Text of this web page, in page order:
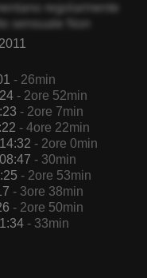
regolarmente
sensuale Non
- 26min
- 2ore 52min
- 2ore 7min
- 4ore 22min
- 2ore 0min
- 30min
- 2ore 53min
- 3ore 38min
- 2ore 50min
- 33min